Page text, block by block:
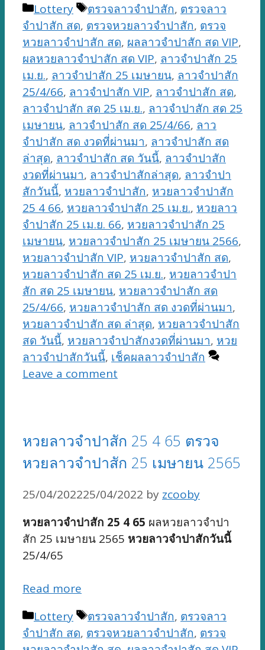
Categories
Lottery Tags
ตรวจลาวจำปาสัก, ตรวจลาว
จำปาสัก สด, ตรวจหวยลาวจำปาสัก, ตรวจ
หวยลาวจำปาสัก สด, ผลลาวจำปาสัก สด VIP,
ผลหวยลาวจำปาสัก สด VIP, ลาวจำปาสัก 25
เม.ย., ลาวจำปาสัก 25 เมษายน, ลาวจำปาสัก
25/4/66, ลาวจำปาสัก VIP, ลาวจำปาสัก สด,
ลาวจำปาสัก สด 25 เม.ย., ลาวจำปาสัก สด 25
เมษายน, ลาวจำปาสัก สด 25/4/66, ลาว
จำปาสัก สด งวดที่ผ่านมา, ลาวจำปาสัก สด
ล่าสุด, ลาวจำปาสัก สด วันนี้, ลาวจำปาสัก
งวดที่ผ่านมา, ลาวจำปาสักล่าสุด, ลาวจำปา
สักวันนี้, หวยลาวจำปาสัก, หวยลาวจำปาสัก
25 4 66, หวยลาวจำปาสัก 25 เม.ย., หวยลาว
จำปาสัก 25 เม.ย. 66, หวยลาวจำปาสัก 25
เมษายน, หวยลาวจำปาสัก 25 เมษายน 2566,
หวยลาวจำปาสัก VIP, หวยลาวจำปาสัก สด,
หวยลาวจำปาสัก สด 25 เม.ย., หวยลาวจำปา
สัก สด 25 เมษายน, หวยลาวจำปาสัก สด
25/4/66, หวยลาวจำปาสัก สด งวดที่ผ่านมา,
หวยลาวจำปาสัก สด ล่าสุด, หวยลาวจำปาสัก
สด วันนี้, หวยลาวจำปาสักงวดที่ผ่านมา, หวย
ลาวจำปาสักวันนี้, เช็คผลลาวจำปาสัก
Leave a comment
หวยลาวจำปาสัก 25 4 65 ตรวจ
หวยลาวจำปาสัก 25 เมษายน 2565
25/04/202225/04/2022 by zcooby
หวยลาวจำปาสัก 25 4 65 ผลหวยลาวจำปา
สัก 25 เมษายน 2565 หวยลาวจำปาสักวันนี้
25/4/65
Read more
Categories
Lottery Tags
ตรวจลาวจำปาสัก, ตรวจลาว
จำปาสัก สด, ตรวจหวยลาวจำปาสัก, ตรวจ